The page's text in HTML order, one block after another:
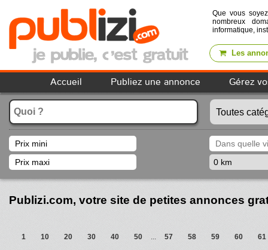
Que vous
nombreux
informatique,
Les
Accueil Publiez une annonce Gérez
Publizi.com, votre site de petites annonces
1 10 20 30 40 50 ... 57 58 59 60 61